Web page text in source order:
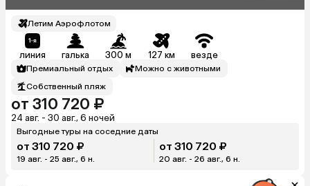
Летим Аэрофлотом
линия галька 300 м 127 км везде
Премиальный отдых
Можно с животными
Собственный пляж
от 310 720 ₽
24 авг. - 30 авг., 6 ночей
Выгодные туры на соседние даты
от 310 720 ₽
19 авг. - 25 авг., 6 н.
от 310 720 ₽
20 авг. - 26 авг., 6 н.